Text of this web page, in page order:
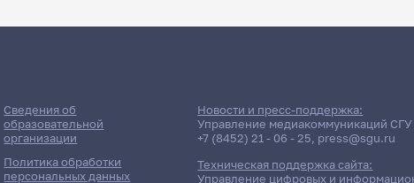
Сведения об
образовательной
организации
Политика обработки
персональных данных
Новости и пресс-поддержка:
Управление медиакоммуникаций СГУ
+7 (8452) 21 - 06 - 25, press@sgu.ru
Техническая поддержка сайта:
Управление цифровых и